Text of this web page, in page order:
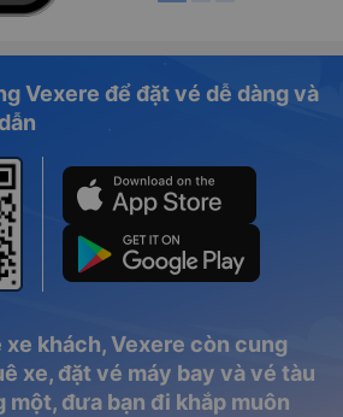
Vexere để đặt vé dễ dàng và
khách, Vexere còn cung
xe, đặt vé máy bay và vé tàu
một, đưa bạn đi khắp muôn